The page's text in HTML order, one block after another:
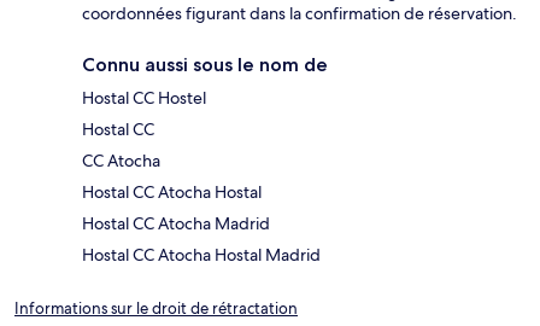
coordonnées figurant dans la confirmation de réservation.
Connu aussi sous le nom de
Hostal CC Hostel
Hostal CC
CC Atocha
Hostal CC Atocha Hostal
Hostal CC Atocha Madrid
Hostal CC Atocha Hostal Madrid
Informations sur le droit de rétractation